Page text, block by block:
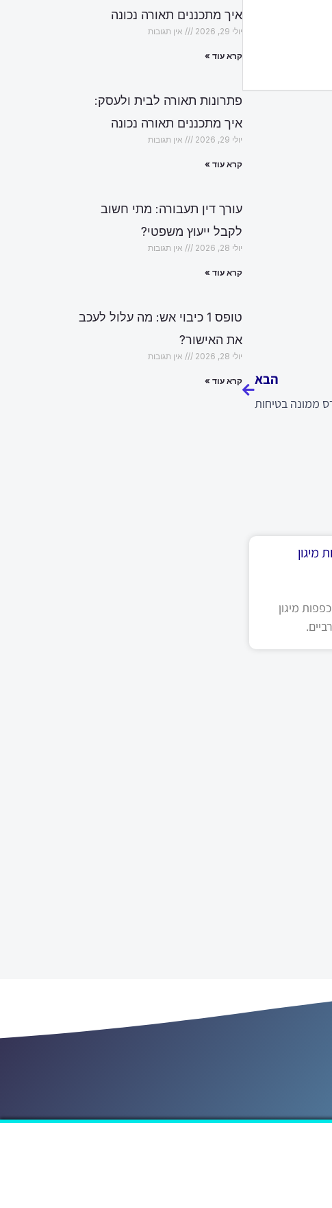
הבא
ממונה בטיחות
הבא
מיגון
מיגון
איך מתכננים תאורה נכונה
יולי 29, 2026 אין תגובות
קרא עוד »
פתרונות תאורה לבית ולעסק:
איך מתכננים תאורה נכונה
יולי 29, 2026 אין תגובות
קרא עוד »
עורך דין תעבורה: מתי חשוב
לקבל ייעוץ משפטי?
יולי 28, 2026 אין תגובות
קרא עוד »
טופס 1 כיבוי אש: מה עלול לעכב
את האישור?
יולי 28, 2026 אין תגובות
קרא עוד »